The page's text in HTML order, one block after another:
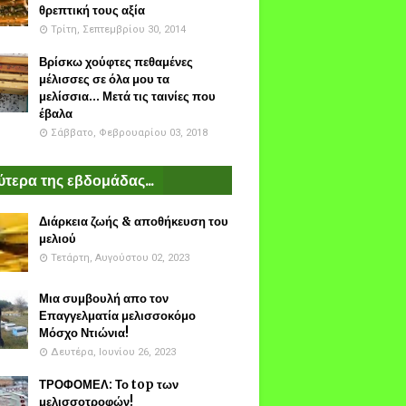
θρεπτική τους αξία
Τρίτη, Σεπτεμβρίου 30, 2014
Βρίσκω χούφτες πεθαμένες
μέλισσες σε όλα μου τα
μελίσσια... Μετά τις ταινίες που
έβαλα
Σάββατο, Φεβρουαρίου 03, 2018
της εβδομάδας...
Διάρκεια ζωής & αποθήκευση του
μελιού
Τετάρτη, Αυγούστου 02, 2023
Μια συμβουλή απο τον
Επαγγελματία μελισσοκόμο
Μόσχο Ντιώνια!
Δευτέρα, Ιουνίου 26, 2023
ΤΡΟΦΟΜΕΛ: Το top των
μελισσοτροφών!